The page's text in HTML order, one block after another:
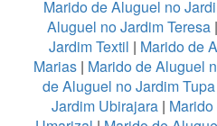
Marido de Aluguel no
Aluguel no Jardim Teresa|
Jardim Textil | Marido de
Marias | Marido de Aluguel
de Aluguel no Jardim Tupa
Jardim Ubirajara |